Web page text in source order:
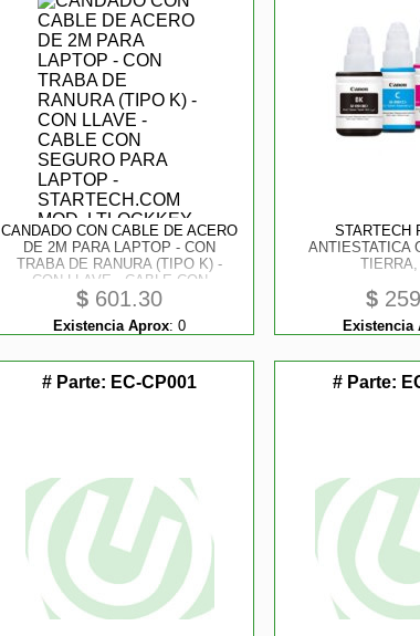
CANDADO CON CABLE DE ACERO
DE 2M PARA LAPTOP - CON
TRABA DE RANURA (TIPO K) -
CON LLAVE - CABLE CON
SEGURO PARA LAPTOP -
STARTECH.COM MOD.
LTLOCKKEY
$ 601.30
Existencia Aprox: 0
STARTECH
ANTIESTATICA
$
Existencia
# Parte: EC-CP001 # Parte: